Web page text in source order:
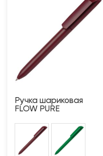
Ручка шариковая
FLOW PURE